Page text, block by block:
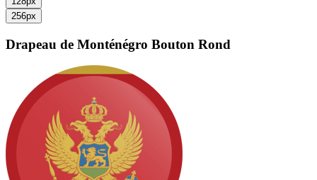
256px
Drapeau de Monténégro Bouton Rond